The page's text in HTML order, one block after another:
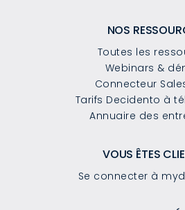
NOS
Toutes les
Webinars &
Connecteur
Tarifs Decidento à
Annuaire des
VOUS ÊTES
Se connecter à